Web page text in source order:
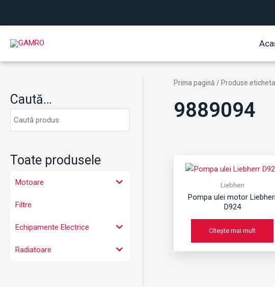
Caută…
Toate produsele
Motoare
Filtre
Echipamente Electrice
Radiatoare
Prima pagină / Produse
9889094
Liebherr
Pompa ulei motor
D924
Citește mai mult